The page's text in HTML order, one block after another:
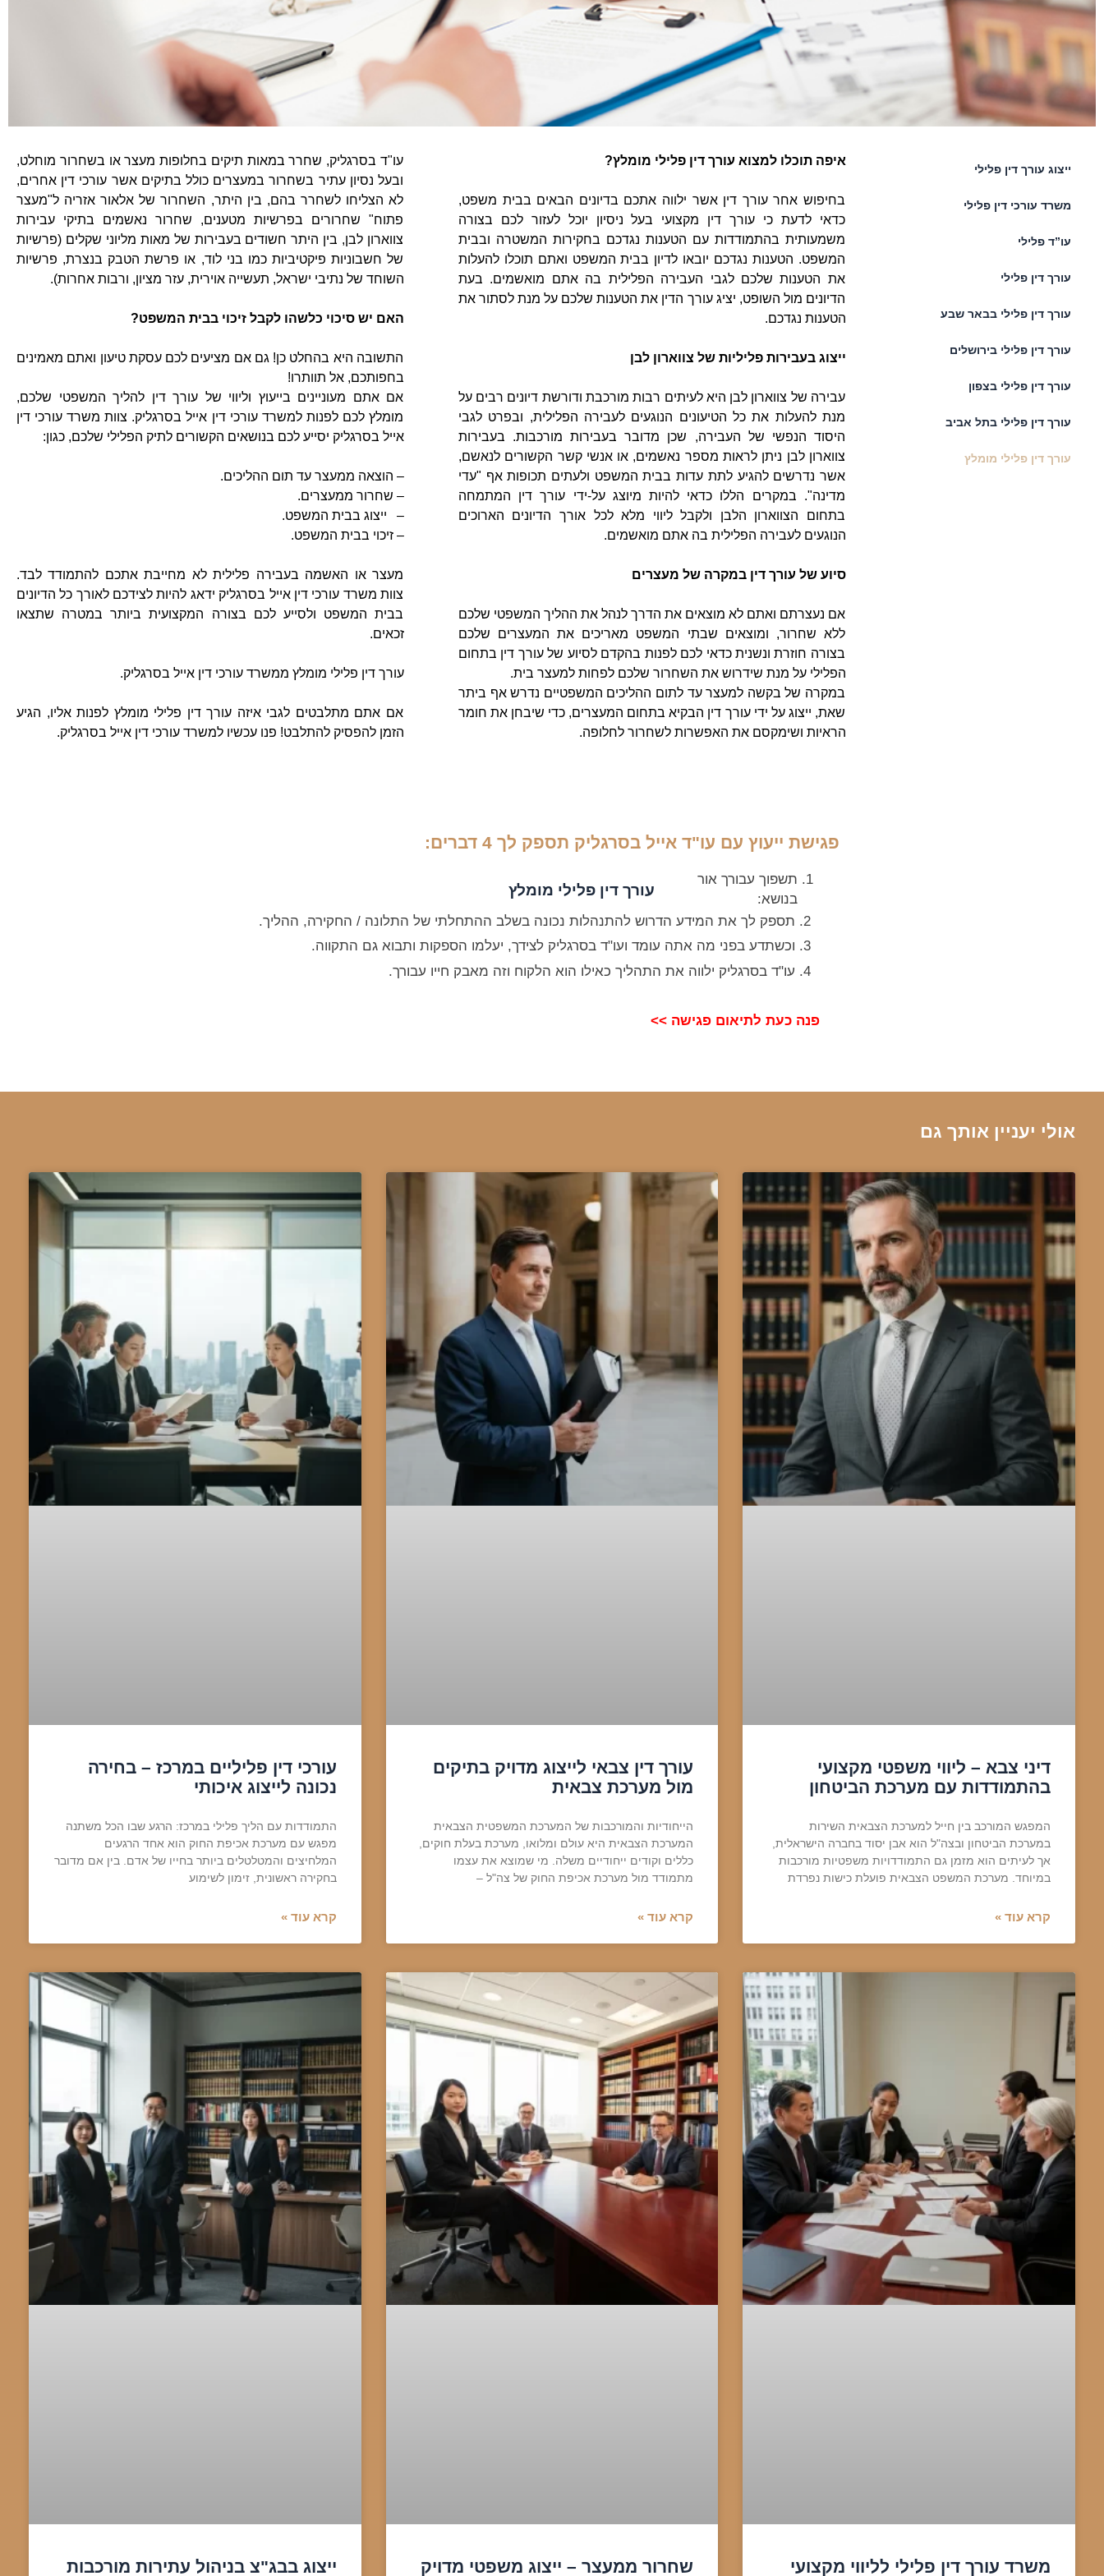
ייצוג עורך דין פלילי
משרד עורכי דין פלילי
עו”ד פלילי
עורך דין פלילי
עורך דין פלילי בבאר שבע
עורך דין פלילי בירושלים
עורך דין פלילי בצפון
עורך דין פלילי בתל אביב
עורך דין פלילי מומלץ
איפה תוכלו למצוא עורך דין פלילי מומלץ?
בחיפוש אחר עורך דין אשר ילווה אתכם בדיונים הבאים בבית משפט,
כדאי לדעת כי עורך דין מקצועי בעל ניסיון יוכל לעזור לכם בצורה
משמעותית בהתמודדות עם הטענות נגדכם בחקירות המשטרה ובבית
המשפט. הטענות נגדכם יובאו לדיון בבית המשפט ואתם תוכלו להעלות
את הטענות שלכם לגבי העבירה הפלילית בה אתם מואשמים. בעת
הדיונים מול השופט, יציג עורך הדין את הטענות שלכם על מנת לסתור את
הטענות נגדכם.
ייצוג בעבירות פליליות של צווארון לבן
עבירה של צווארון לבן היא לעיתים רבות מורכבת ודורשת דיונים רבים על
מנת להעלות את כל הטיעונים הנוגעים לעבירה הפלילית, ובפרט לגבי
היסוד הנפשי של העבירה, שכן מדובר בעבירות מורכבות. בעבירות
צווארון לבן ניתן לראות מספר נאשמים, או אנשי קשר הקשורים לנאשם,
אשר נדרשים להגיע לתת עדות בבית המשפט ולעתים תכופות אף "עדי
מדינה". במקרים הללו כדאי להיות מיוצג על-ידי עורך דין המתמחה
בתחום הצווארון הלבן ולקבל ליווי מלא לכל אורך הדיונים הארוכים
הנוגעים לעבירה הפלילית בה אתם מואשמים.
סיוע של עורך דין במקרה של מעצרים
אם נעצרתם ואתם לא מוצאים את הדרך לנהל את ההליך המשפטי שלכם
ללא שחרור, ומוצאים שבתי המשפט מאריכים את המעצרים שלכם
בצורה חוזרת ונשנית כדאי לכם לפנות בהקדם לסיוע של עורך דין בתחום
הפלילי על מנת שידרוש את השחרור שלכם לפחות למעצר בית.
במקרה של בקשה למעצר עד לתום ההליכים המשפטיים נדרש אף ביתר
שאת, ייצוג על ידי עורך דין הבקיא בתחום המעצרים, כדי שיבחן את חומר
הראיות ושימקסם את האפשרות לשחרור לחלופה.
עו"ד בסרגליק, שחרר במאות תיקים בחלופות מעצר או בשחרור מוחלט,
ובעל נסיון עתיר בשחרור במעצרים כולל בתיקים אשר עורכי דין אחרים,
לא הצליחו לשחרר בהם, בין היתר, השחרור של אלאור אזריה ל"מעצר
פתוח" שחרורים בפרשיות מטענים, שחרור נאשמים בתיקי עבירות
צווארון לבן, בין היתר חשודים בעבירות של מאות מליוני שקלים (פרשיות
של חשבוניות פיקטיביות כמו בני לוד, או פרשת הטבק בנצרת, פרשיות
השוחד של נתיבי ישראל, תעשייה אוירית, עזר מציון, ורבות אחרות).
האם יש סיכוי כלשהו לקבל זיכוי בבית המשפט?
התשובה היא בהחלט כן! גם אם מציעים לכם עסקת טיעון ואתם מאמינים
בחפותכם, אל תוותרו!
אם אתם מעוניינים בייעוץ וליווי של עורך דין להליך המשפטי שלכם,
מומלץ לכם לפנות למשרד עורכי דין אייל בסרגליק. צוות משרד עורכי דין
אייל בסרגליק יסייע לכם בנושאים הקשורים לתיק הפלילי שלכם, כגון:
– הוצאה ממעצר עד תום ההליכים.
– שחרור ממעצרים.
– ייצוג בבית המשפט.
– זיכוי בבית המשפט.
מעצר או האשמה בעבירה פלילית לא מחייבת אתכם להתמודד לבד.
צוות משרד עורכי דין אייל בסרגליק ידאג להיות לצידכם לאורך כל הדיונים
בבית המשפט ולסייע לכם בצורה המקצועית ביותר במטרה שתצאו
זכאים.
עורך דין פלילי מומלץ ממשרד עורכי דין אייל בסרגליק.
אם אתם מתלבטים לגבי איזה עורך דין פלילי מומלץ לפנות אליו, הגיע
הזמן להפסיק להתלבט! פנו עכשיו למשרד עורכי דין אייל בסרגליק.
פגישת ייעוץ עם עו"ד אייל בסרגליק תספק לך 4 דברים:
תשפוך עבורך אור
בנושא:
עורך דין פלילי מומלץ
2. תספק לך את המידע הדרוש להתנהלות נכונה בשלב ההתחלתי של התלונה / החקירה, ההליך.
3. וכשתדע בפני מה אתה עומד ועו"ד בסרגליק לצידך, יעלמו הספקות ותבוא גם התקווה.
4. עו"ד בסרגליק ילווה את התהליך כאילו הוא הלקוח וזה מאבק חייו עבורך.
פנה כעת לתיאום פגישה >>
אולי יעניין אותך גם
דיני צבא – ליווי משפטי מקצועי
בהתמודדות עם מערכת הביטחון
המפגש המורכב בין חייל למערכת הצבאית השירות
במערכת הביטחון ובצה"ל הוא אבן יסוד בחברה הישראלית,
אך לעיתים הוא מזמן גם התמודדויות משפטיות מורכבות
במיוחד. מערכת המשפט הצבאית פועלת כישות נפרדת
קרא עוד »
עורך דין צבאי לייצוג מדויק בתיקים
מול מערכת צבאית
הייחודיות והמורכבות של המערכת המשפטית הצבאית
המערכת הצבאית היא עולם ומלואו, מערכת בעלת חוקים,
כללים וקודים ייחודיים משלה. מי שמוצא את עצמו
מתמודד מול מערכת אכיפת החוק של צה"ל –
קרא עוד »
עורכי דין פליליים במרכז – בחירה
נכונה לייצוג איכותי
התמודדות עם הליך פלילי במרכז: הרגע שבו הכל משתנה
מפגש עם מערכת אכיפת החוק הוא אחד הרגעים
המלחיצים והמטלטלים ביותר בחייו של אדם. בין אם מדובר
בחקירה ראשונית, זימון לשימוע
קרא עוד »
משרד עורך דין פלילי לליווי מקצועי שחרור ממעצר – ייצוג משפטי מדויק ייצוג בבג"צ בניהול עתירות מורכבות